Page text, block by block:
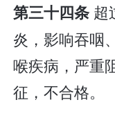
第三十四条 超
炎，影响吞咽
喉疾病，严重
征，不合格。